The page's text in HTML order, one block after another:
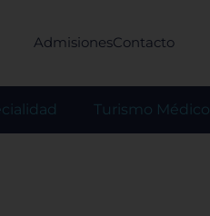
AdmisionesContacto
Turismo Médico